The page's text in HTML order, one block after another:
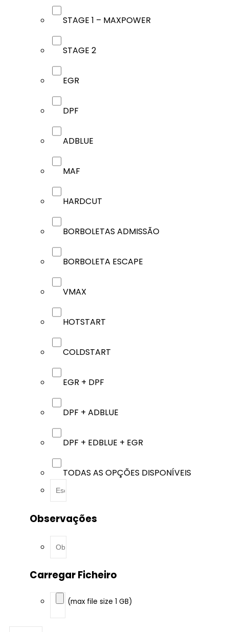
STAGE 1 – MAXPOWER
STAGE 2
EGR
DPF
ADBLUE
MAF
HARDCUT
BORBOLETAS ADMISSÃO
BORBOLETA ESCAPE
VMAX
HOTSTART
COLDSTART
EGR + DPF
DPF + ADBLUE
DPF + EDBLUE + EGR
TODAS AS OPÇÕES DISPONÍVEIS
Observações
Carregar Ficheiro
(max file size 1 GB)